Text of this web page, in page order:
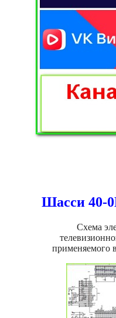
Шасси 40-
Схема
применяемого